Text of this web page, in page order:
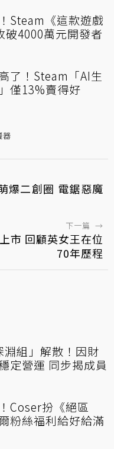
Steam《這款遊戲
破4000萬元開發者
了！Steam「AI生
僅13%賣得好
器
爆二創圈 電鋸惡魔
下一篇 →
市 回顧英女王在位
70年歷程
淵組」解散！因財
定營運 同步揭成員
Coser扮《絕區
粉絲福利給好給滿